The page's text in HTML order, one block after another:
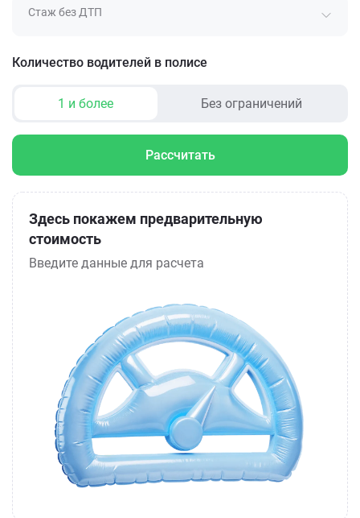
Стаж без ДТП
Количество водителей в полисе
1 и более Без ограничений
Рассчитать
Здесь покажем предварительную
стоимость
Введите данные для расчета